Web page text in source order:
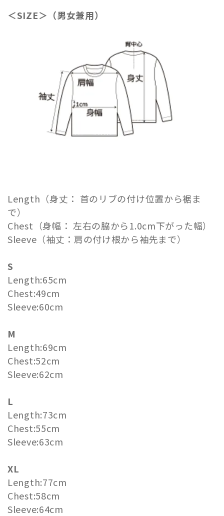
＜SIZE＞（男女兼用）
Length（身丈： 首のリブの付け位置から裾ま
で）
Chest（身幅： 左右の脇から1.0cm下がった幅）
Sleeve（袖丈：肩の付け根から袖先まで）
S
Length:65cm
Chest:49cm
Sleeve:60cm
M
Length:69cm
Chest:52cm
Sleeve:62cm
L
Length:73cm
Chest:55cm
Sleeve:63cm
XL
Length:77cm
Chest:58cm
Sleeve:64cm